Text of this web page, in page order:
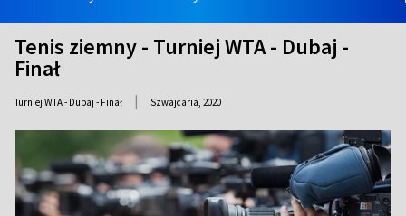
Tenis ziemny - Turniej WTA - Dubaj -
Finał
Turniej WTA - Dubaj - Finał | Szwajcaria, 2020